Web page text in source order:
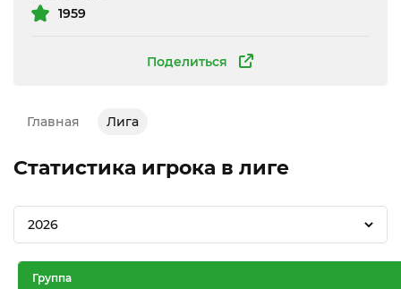
Поделиться
1959
Главная Лига
Статистика игрока в лиге
2026
Группа